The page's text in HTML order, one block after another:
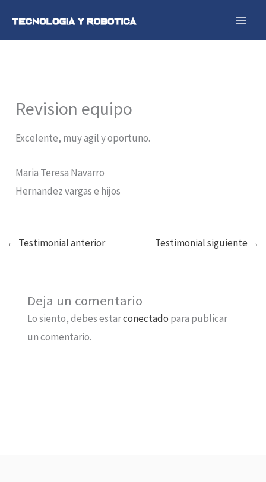
Revision equipo
Excelente, muy agil y oportuno.
Maria Teresa Navarro
Hernandez vargas e hijos
← Testimonial anterior Testimonial siguiente →
Deja un comentario
Lo siento, debes estarconectado para publicar
un comentario.